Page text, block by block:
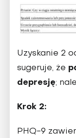
Uzyskanie 2
sugeruje, że
depresję;
Krok 2:
PHQ-9